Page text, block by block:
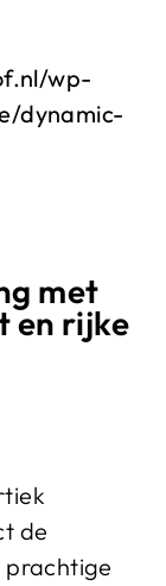
wp-
dynamic-
met
en rijke
de
prachtige